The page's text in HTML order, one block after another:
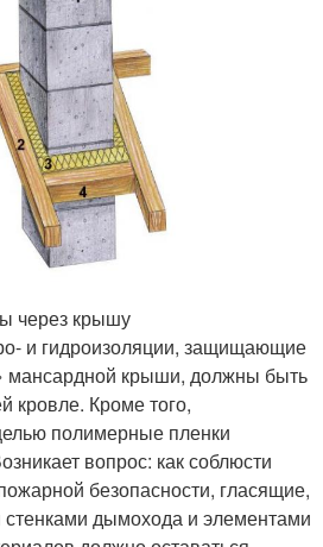
через крышу
и гидроизоляции, защищающие
мансардной крыши, должны быть
кровле. Кроме того,
полимерные пленки
вопрос: как соблюсти
безопасности, гласящие,
дымохода и элементами